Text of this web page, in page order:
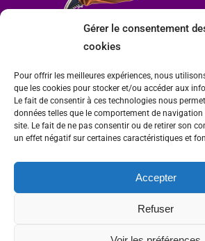
Gérer le consentement
cookies
Pour offrir les meilleures expériences, nous
que les cookies pour stocker et/ou accéder aux
Le fait de consentir à ces technologies nous
données telles que le comportement de navigation
site. Le fait de ne pas consentir ou de retirer son
un effet négatif sur certaines caractéristiques et
Accepter
Refuser
Mairie de Condrieu | Copyright © 2023 |